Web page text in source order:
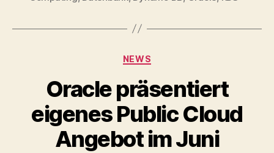
Categories
NEWS
Oracle präsentiert
eigenes Public Cloud
Angebot im Juni